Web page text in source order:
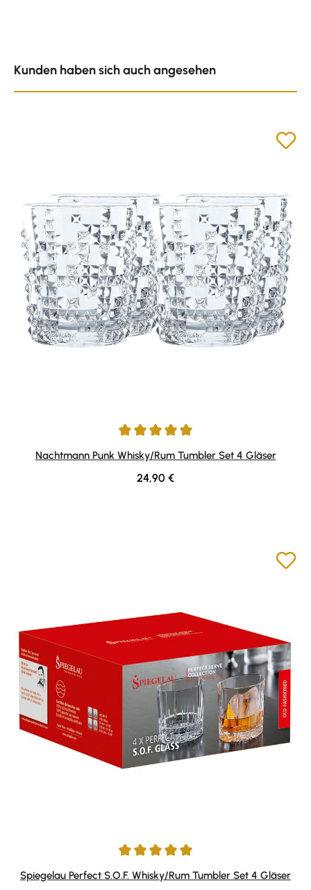
Kunden haben sich auch angesehen
Durchschnittliche Bewertung von 5 von 5 Sternen
Nachtmann Punk Whisky/Rum Tumbler Set 4 Gläser
Regulärer Preis:
24,90 €
Durchschnittliche Bewertung von 5 von 5 Sternen
Spiegelau Perfect S.O.F. Whisky/Rum Tumbler Set 4 Gläser